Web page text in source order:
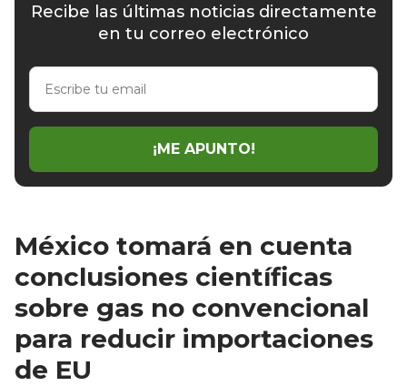
Recibe las últimas noticias directamente
en tu correo electrónico
Escribe
email
¡ME APUNTO!
México tomará en cuenta
conclusiones científicas
sobre gas no convencional
para reducir importaciones
de EU